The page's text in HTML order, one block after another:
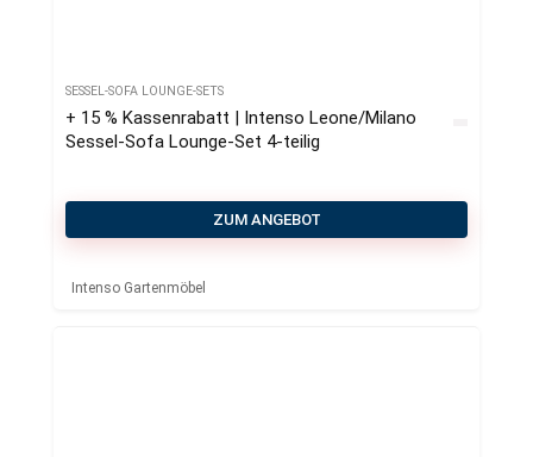
SESSEL-SOFA LOUNGE-SETS
+ 15 % Kassenrabatt | Intenso Leone/Milano
Sessel-Sofa Lounge-Set 4-teilig
ZUM ANGEBOT
Intenso Gartenmöbel